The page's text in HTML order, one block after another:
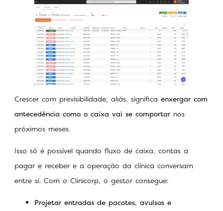
Crescer com previsibilidade, aliás, significa enxergar com
antecedência como o caixa vai se comportar nos
próximos meses.
Isso só é possível quando fluxo de caixa, contas a
pagar e receber e a operação da clínica conversam
entre si. Com o Clinicorp, o gestor consegue:
Projetar entradas de pacotes, avulsos e